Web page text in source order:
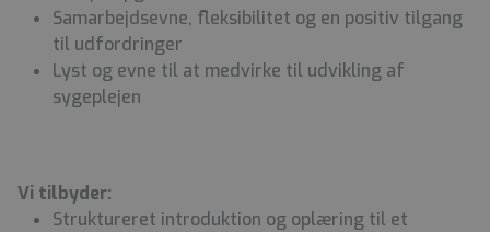
Samarbejdsevne, fleksibilitet og en positiv tilgang
til udfordringer
Lyst og evne til at medvirke til udvikling af
sygeplejen
Vi tilbyder:
Struktureret introduktion og oplæring til et